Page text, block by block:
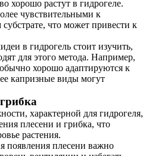
хорошо растут в гидрогеле.
чувствительными к
что может привести к
в гидрогель стоит изучить,
для этого метода. Например,
хорошо адаптируются к
капризные виды могут
характерной для гидрогеля,
плесени и грибка, что
растения.
появления плесени важно